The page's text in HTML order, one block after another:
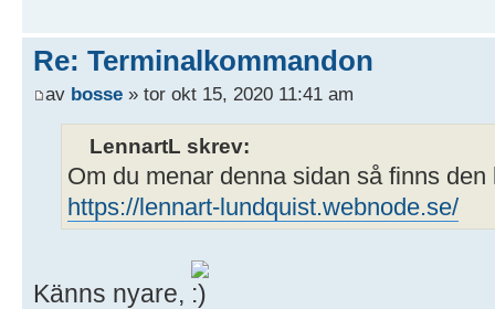
Re: Terminalkommandon
av bosse » tor okt 15, 2020 11:41 am
LennartL skrev:
Om du menar denna sidan så finns den
https://lennart-lundquist.webnode.se/
Känns nyare,